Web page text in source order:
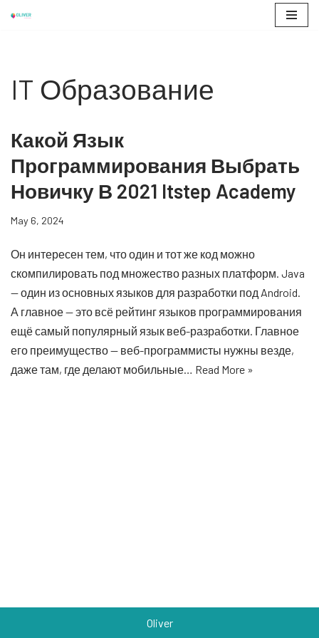
content
IT Образование
Какой Язык
Программирования Выбрать
Новичку В 2021 Itstep Academy
May 6, 2024
Он интересен тем, что один и тот же код можно
скомпилировать под множество разных платформ. Java
— один из основных языков для разработки под Android.
А главное — это всё рейтинг языков программирования
ещё самый популярный язык веб-разработки. Главное
его преимущество — веб-программисты нужны везде,
даже там, где делают мобильные… Read More »
Oliver